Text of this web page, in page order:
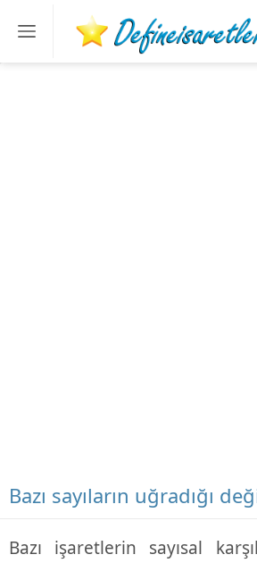
Bazı sayıların uğradığı
Bazı işaretlerin sayısal